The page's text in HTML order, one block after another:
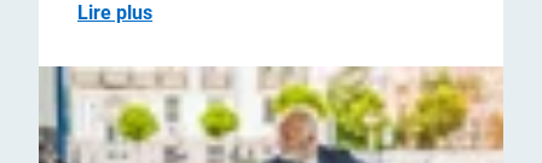
Lire plus